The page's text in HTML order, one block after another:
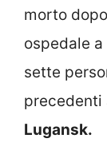
morto
ospedale a
sette
precedenti
Lugansk.